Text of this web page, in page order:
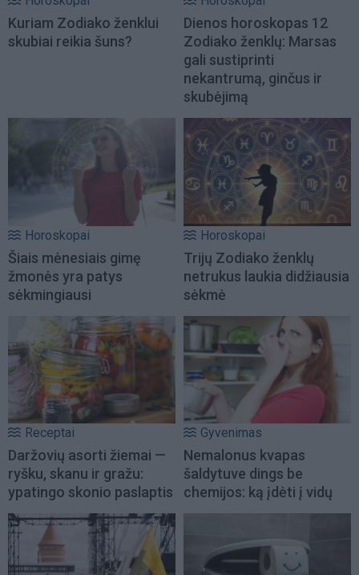
Kuriam Zodiako ženklui
skubiai reikia šuns?
Dienos horoskopas 12
Zodiako ženklų: Marsas
gali sustiprinti
nekantrumą, ginčus ir
skubėjimą
Horoskopai
Šiais mėnesiais gimę
žmonės yra patys
sėkmingiausi
Horoskopai
Trijų Zodiako ženklų
netrukus laukia didžiausia
sėkmė
Receptai
Daržovių asorti žiemai —
ryšku, skanu ir gražu:
ypatingo skonio paslaptis
Gyvenimas
Nemalonus kvapas
šaldytuve dings be
chemijos: ką įdėti į vidų